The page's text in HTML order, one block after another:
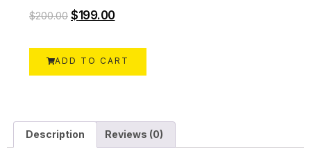
$200.00 $199.00
ADD TO CART
Description Reviews (0)